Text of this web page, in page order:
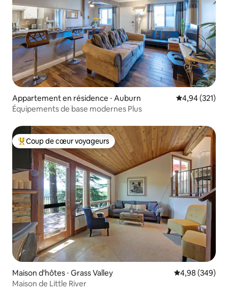
Appartement en résidence ⋅ Auburn Évaluation
4,94 (321)
Équipements de base modernes Plus
Coups de cœur voyageurs les plus appréciés
Coup de cœur voyageurs
Maison d'hôtes ⋅ Grass Valley Évaluation
4,98 (349)
Maison de Little River